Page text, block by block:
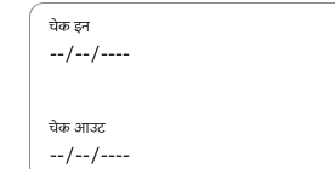
चेक इन
चेक आउट